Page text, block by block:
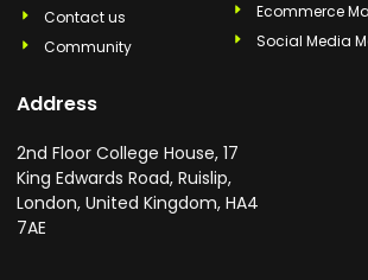
Contact us
Community
Ecommerce
Social Media
Address
2nd Floor College House, 17
King Edwards Road, Ruislip,
London, United Kingdom, HA4
7AE